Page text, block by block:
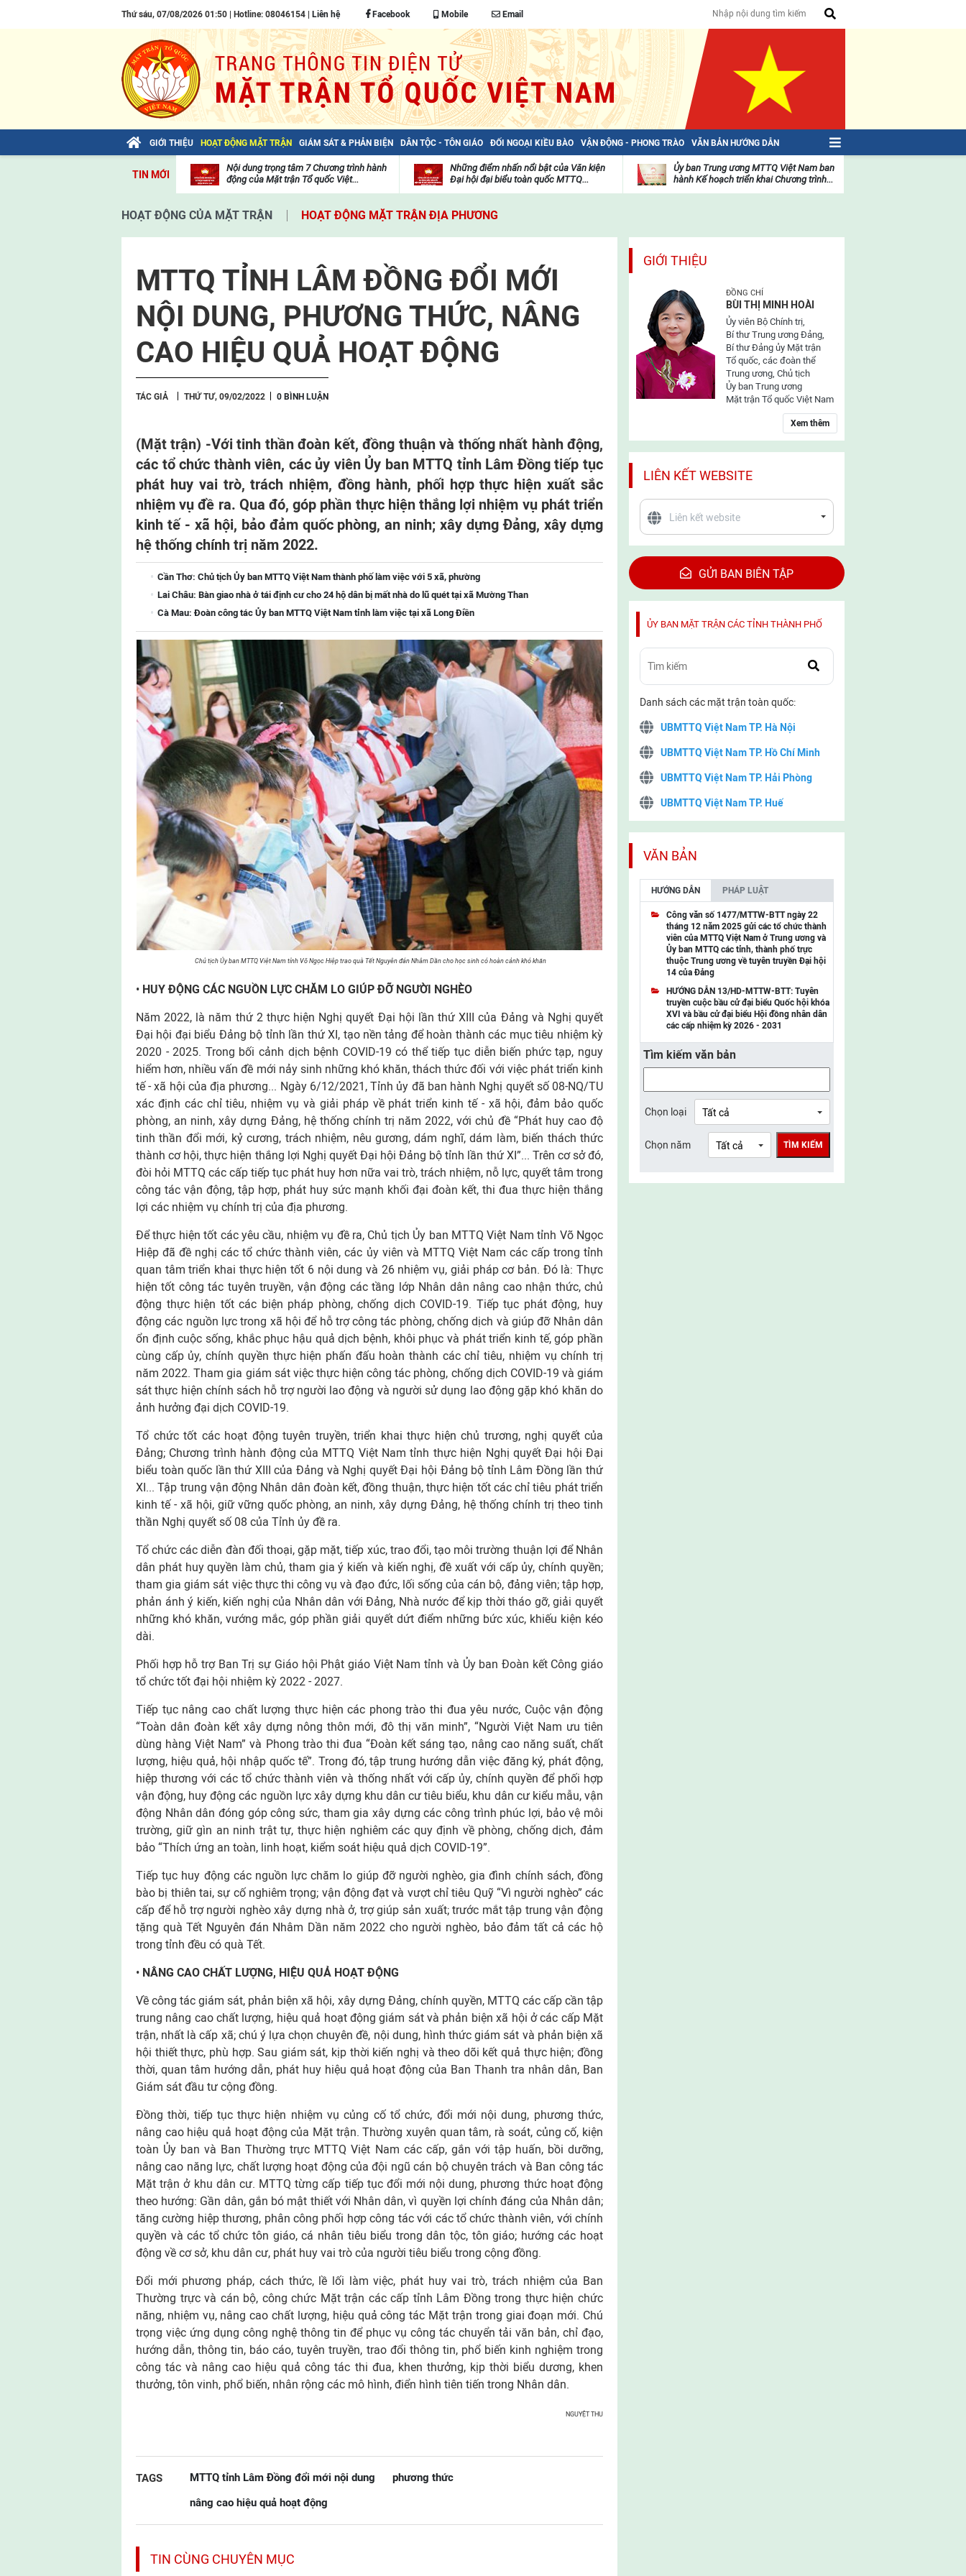
Thứ sáu, 07/08/2026 01:50 | Hotline: 08046154 | Liên hệ Facebook Mobile Email
GIỚI THIỆU HOẠT ĐỘNG MẶT TRẬN GIÁM SÁT & PHẢN BIỆN DÂN TỘC - TÔN GIÁO ĐỐI NGOẠI KIỀU BÀO VẬN ĐỘNG - PHONG TRÀO VĂN BẢN HƯỚNG DẪN
TIN MỚI
Bài viết của Tổng Bí thư Tô Lâm: TIẾN
viện
Nội dung trọng tâm 7 Chương trình hành
động của Mặt trận Tổ quốc Việt...
viện
Những điểm nhấn nổi bật của Văn kiện
Đại hội đại biểu toàn quốc MTTQ...
mặt
trận
Ủy ban Trung ương MTTQ Việt Nam ban
hành Kế hoạch triển khai Chương trình...
HOẠT ĐỘNG CỦA MẶT TRẬN HOẠT ĐỘNG MẶT TRẬN ĐỊA PHƯƠNG
MTTQ TỈNH LÂM ĐỒNG ĐỔI MỚI
NỘI DUNG, PHƯƠNG THỨC, NÂNG
CAO HIỆU QUẢ HOẠT ĐỘNG
TÁC GIẢ THỨ TƯ, 09/02/2022 0 BÌNH LUẬN
(Mặt trận) -Với tinh thần đoàn kết, đồng thuận và thống nhất hành động,
các tổ chức thành viên, các ủy viên Ủy ban MTTQ tỉnh Lâm Đồng tiếp tục
phát huy vai trò, trách nhiệm, đồng hành, phối hợp thực hiện xuất sắc
nhiệm vụ đề ra. Qua đó, góp phần thực hiện thắng lợi nhiệm vụ phát triển
kinh tế - xã hội, bảo đảm quốc phòng, an ninh; xây dựng Đảng, xây dựng
hệ thống chính trị năm 2022.
Cần Thơ: Chủ tịch Ủy ban MTTQ Việt Nam thành phố làm việc với 5 xã, phường
Lai Châu: Bàn giao nhà ở tái định cư cho 24 hộ dân bị mất nhà do lũ quét tại xã Mường Than
Cà Mau: Đoàn công tác Ủy ban MTTQ Việt Nam tỉnh làm việc tại xã Long Điền
Chủ tịch Ủy ban MTTQ Việt Nam tỉnh Võ Ngọc Hiệp trao quà Tết Nguyên đán Nhâm Dần cho học sinh có hoàn cảnh khó khăn
• HUY ĐỘNG CÁC NGUỒN LỰC CHĂM LO GIÚP ĐỠ NGƯỜI NGHÈO
Năm 2022, là năm thứ 2 thực hiện Nghị quyết Đại hội lần thứ XIII của Đảng và Nghị quyết
Đại hội đại biểu Đảng bộ tỉnh lần thứ XI, tạo nền tảng để hoàn thành các mục tiêu nhiệm kỳ
2020 - 2025. Trong bối cảnh dịch bệnh COVID-19 có thể tiếp tục diễn biến phức tạp, nguy
hiểm hơn, nhiều vấn đề mới nảy sinh những khó khăn, thách thức đối với việc phát triển kinh
tế - xã hội của địa phương... Ngày 6/12/2021, Tỉnh ủy đã ban hành Nghị quyết số 08-NQ/TU
xác định các chỉ tiêu, nhiệm vụ và giải pháp về phát triển kinh tế - xã hội, đảm bảo quốc
phòng, an ninh, xây dựng Đảng, hệ thống chính trị năm 2022, với chủ đề “Phát huy cao độ
tinh thần đổi mới, kỷ cương, trách nhiệm, nêu gương, dám nghĩ, dám làm, biến thách thức
thành cơ hội, thực hiện thắng lợi Nghị quyết Đại hội Đảng bộ tỉnh lần thứ XI”... Trên cơ sở đó,
đòi hỏi MTTQ các cấp tiếp tục phát huy hơn nữa vai trò, trách nhiệm, nỗ lực, quyết tâm trong
công tác vận động, tập hợp, phát huy sức mạnh khối đại đoàn kết, thi đua thực hiện thắng
lợi các nhiệm vụ chính trị của địa phương.
Để thực hiện tốt các yêu cầu, nhiệm vụ đề ra, Chủ tịch Ủy ban MTTQ Việt Nam tỉnh Võ Ngọc
Hiệp đã đề nghị các tổ chức thành viên, các ủy viên và MTTQ Việt Nam các cấp trong tỉnh
quan tâm triển khai thực hiện tốt 6 nội dung và 26 nhiệm vụ, giải pháp cơ bản. Đó là: Thực
hiện tốt công tác tuyên truyền, vận động các tầng lớp Nhân dân nâng cao nhận thức, chủ
động thực hiện tốt các biện pháp phòng, chống dịch COVID-19. Tiếp tục phát động, huy
động các nguồn lực trong xã hội để hỗ trợ công tác phòng, chống dịch và giúp đỡ Nhân dân
ổn định cuộc sống, khắc phục hậu quả dịch bệnh, khôi phục và phát triển kinh tế, góp phần
cùng cấp ủy, chính quyền thực hiện phấn đấu hoàn thành các chỉ tiêu, nhiệm vụ chính trị
năm 2022. Tham gia giám sát việc thực hiện công tác phòng, chống dịch COVID-19 và giám
sát thực hiện chính sách hỗ trợ người lao động và người sử dụng lao động gặp khó khăn do
ảnh hưởng đại dịch COVID-19.
Tổ chức tốt các hoạt động tuyên truyền, triển khai thực hiện chủ trương, nghị quyết của
Đảng; Chương trình hành động của MTTQ Việt Nam tỉnh thực hiện Nghị quyết Đại hội Đại
biểu toàn quốc lần thứ XIII của Đảng và Nghị quyết Đại hội Đảng bộ tỉnh Lâm Đồng lần thứ
XI... Tập trung vận động Nhân dân đoàn kết, đồng thuận, thực hiện tốt các chỉ tiêu phát triển
kinh tế - xã hội, giữ vững quốc phòng, an ninh, xây dựng Đảng, hệ thống chính trị theo tinh
thần Nghị quyết số 08 của Tỉnh ủy đề ra.
Tổ chức các diễn đàn đối thoại, gặp mặt, tiếp xúc, trao đổi, tạo môi trường thuận lợi để Nhân
dân phát huy quyền làm chủ, tham gia ý kiến và kiến nghị, đề xuất với cấp ủy, chính quyền;
tham gia giám sát việc thực thi công vụ và đạo đức, lối sống của cán bộ, đảng viên; tập hợp,
phản ánh ý kiến, kiến nghị của Nhân dân với Đảng, Nhà nước để kịp thời tháo gỡ, giải quyết
những khó khăn, vướng mắc, góp phần giải quyết dứt điểm những bức xúc, khiếu kiện kéo
dài.
Phối hợp hỗ trợ Ban Trị sự Giáo hội Phật giáo Việt Nam tỉnh và Ủy ban Đoàn kết Công giáo
tổ chức tốt đại hội nhiệm kỳ 2022 - 2027.
Tiếp tục nâng cao chất lượng thực hiện các phong trào thi đua yêu nước, Cuộc vận động
“Toàn dân đoàn kết xây dựng nông thôn mới, đô thị văn minh”, “Người Việt Nam ưu tiên
dùng hàng Việt Nam” và Phong trào thi đua “Đoàn kết sáng tạo, nâng cao năng suất, chất
lượng, hiệu quả, hội nhập quốc tế”. Trong đó, tập trung hướng dẫn việc đăng ký, phát động,
hiệp thương với các tổ chức thành viên và thống nhất với cấp ủy, chính quyền để phối hợp
vận động, huy động các nguồn lực xây dựng khu dân cư tiêu biểu, khu dân cư kiểu mẫu, vận
động Nhân dân đóng góp công sức, tham gia xây dựng các công trình phúc lợi, bảo vệ môi
trường, giữ gìn an ninh trật tự, thực hiện nghiêm các quy định về phòng, chống dịch, đảm
bảo “Thích ứng an toàn, linh hoạt, kiểm soát hiệu quả dịch COVID-19”.
Tiếp tục huy động các nguồn lực chăm lo giúp đỡ người nghèo, gia đình chính sách, đồng
bào bị thiên tai, sự cố nghiêm trọng; vận động đạt và vượt chỉ tiêu Quỹ “Vì người nghèo” các
cấp để hỗ trợ người nghèo xây dựng nhà ở, trợ giúp sản xuất; trước mắt tập trung vận động
tặng quà Tết Nguyên đán Nhâm Dần năm 2022 cho người nghèo, bảo đảm tất cả các hộ
trong tỉnh đều có quà Tết.
• NÂNG CAO CHẤT LƯỢNG, HIỆU QUẢ HOẠT ĐỘNG
Về công tác giám sát, phản biện xã hội, xây dựng Đảng, chính quyền, MTTQ các cấp cần tập
trung nâng cao chất lượng, hiệu quả hoạt động giám sát và phản biện xã hội ở các cấp Mặt
trận, nhất là cấp xã; chú ý lựa chọn chuyên đề, nội dung, hình thức giám sát và phản biện xã
hội thiết thực, phù hợp. Sau giám sát, kịp thời kiến nghị và theo dõi kết quả thực hiện; đồng
thời, quan tâm hướng dẫn, phát huy hiệu quả hoạt động của Ban Thanh tra nhân dân, Ban
Giám sát đầu tư cộng đồng.
Đồng thời, tiếp tục thực hiện nhiệm vụ củng cố tổ chức, đổi mới nội dung, phương thức,
nâng cao hiệu quả hoạt động của Mặt trận. Thường xuyên quan tâm, rà soát, củng cố, kiện
toàn Ủy ban và Ban Thường trực MTTQ Việt Nam các cấp, gắn với tập huấn, bồi dưỡng,
nâng cao năng lực, chất lượng hoạt động của đội ngũ cán bộ chuyên trách và Ban công tác
Mặt trận ở khu dân cư. MTTQ từng cấp tiếp tục đổi mới nội dung, phương thức hoạt động
theo hướng: Gần dân, gắn bó mật thiết với Nhân dân, vì quyền lợi chính đáng của Nhân dân;
tăng cường hiệp thương, phân công phối hợp công tác với các tổ chức thành viên, với chính
quyền và các tổ chức tôn giáo, cá nhân tiêu biểu trong dân tộc, tôn giáo; hướng các hoạt
động về cơ sở, khu dân cư, phát huy vai trò của người tiêu biểu trong cộng đồng.
Đổi mới phương pháp, cách thức, lề lối làm việc, phát huy vai trò, trách nhiệm của Ban
Thường trực và cán bộ, công chức Mặt trận các cấp tỉnh Lâm Đồng trong thực hiện chức
năng, nhiệm vụ, nâng cao chất lượng, hiệu quả công tác Mặt trận trong giai đoạn mới. Chú
trọng việc ứng dụng công nghệ thông tin để phục vụ công tác chuyển tải văn bản, chỉ đạo,
hướng dẫn, thông tin, báo cáo, tuyên truyền, trao đổi thông tin, phổ biến kinh nghiệm trong
công tác và nâng cao hiệu quả công tác thi đua, khen thưởng, kịp thời biểu dương, khen
thưởng, tôn vinh, phổ biến, nhân rộng các mô hình, điển hình tiên tiến trong Nhân dân.
NGUYỆT THU
TAGS MTTQ tỉnh Lâm Đồng đổi mới nội dung phương thức
nâng cao hiệu quả hoạt động
TIN CÙNG CHUYÊN MỤC
GIỚI THIỆU
ĐỒNG CHÍ
BÙI THỊ MINH HOÀI
Ủy viên Bộ Chính trị,
Bí thư Trung ương Đảng,
Bí thư Đảng ủy Mặt trận
Tổ quốc, các đoàn thể
Trung ương, Chủ tịch
Ủy ban Trung ương
Mặt trận Tổ quốc Việt Nam
Xem thêm
LIÊN KẾT WEBSITE
GỬI BAN BIÊN TẬP
ỦY BAN MẶT TRẬN CÁC TỈNH THÀNH PHỐ
Danh sách các mặt trận toàn quốc:
UBMTTQ Việt Nam TP. Hà Nội
UBMTTQ Việt Nam TP. Hồ Chí Minh
UBMTTQ Việt Nam TP. Hải Phòng
UBMTTQ Việt Nam TP. Huế
UBMTTQ Việt Nam TP. Cần Thơ
UBMTTQ Việt Nam tỉnh Quảng Ninh
UBMTTQ Việt Nam tỉnh Cao Bằng
UBMTTQ Việt Nam tỉnh Lạng Sơn
UBMTTQ Việt Nam tỉnh Lai Châu
UBMTTQ Việt Nam tỉnh Điện Biên
UBMTTQ Việt Nam tỉnh Sơn La
UBMTTQ Việt Nam tỉnh Thanh Hóa
UBMTTQ Việt Nam tỉnh Nghệ An
UBMTTQ Việt Nam tỉnh Lào Cai
UBMTTQ Việt Nam tỉnh Thái Nguyên
VĂN BẢN
HƯỚNG DẪN PHÁP LUẬT
Công văn số 1477/MTTW-BTT ngày 22
tháng 12 năm 2025 gửi các tổ chức thành
viên của MTTQ Việt Nam ở Trung ương và
Ủy ban MTTQ các tỉnh, thành phố trực
thuộc Trung ương về tuyên truyền Đại hội
14 của Đảng
HƯỚNG DẪN 13/HD-MTTW-BTT: Tuyên
truyền cuộc bầu cử đại biểu Quốc hội khóa
XVI và bầu cử đại biểu Hội đồng nhân dân
các cấp nhiệm kỳ 2026 - 2031
Tìm kiếm văn bản
Chọn loại
Chọn năm TÌM KIẾM